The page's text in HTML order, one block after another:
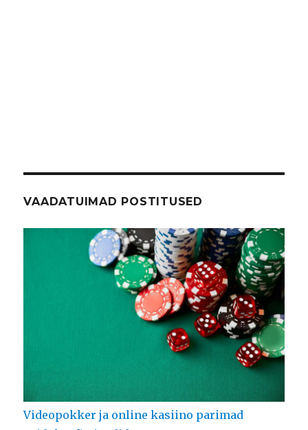
VAADATUIMAD POSTITUSED
Videopokker ja online kasiino parimad